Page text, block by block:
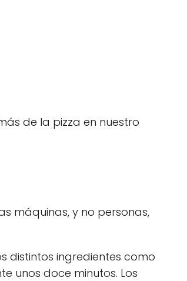
de la pizza en nuestro
máquinas, y no personas,
distintos ingredientes como
unos doce minutos. Los